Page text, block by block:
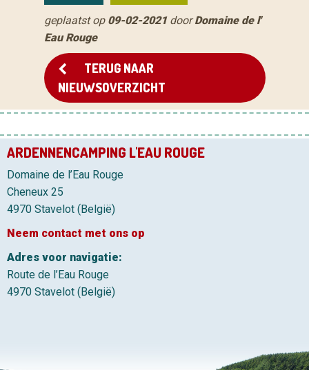
geplaatst op 09-02-2021doorDomaine de l'
Eau Rouge
TERUG NAAR
NIEUWSOVERZICHT
ARDENNENCAMPING L'EAU ROUGE
Domaine de l’Eau Rouge
Cheneux 25
4970 Stavelot (België)
Neem contact met ons op
Adres voor navigatie:
Route de l’Eau Rouge
4970 Stavelot (België)